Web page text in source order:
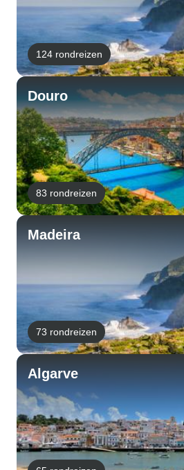
124 rondreizen
Douro
83 rondreizen
Madeira
73 rondreizen
Algarve